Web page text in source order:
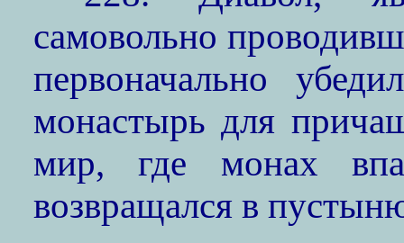
самовольно
первоначально
монастырь для
мир, где монах
возвращался в